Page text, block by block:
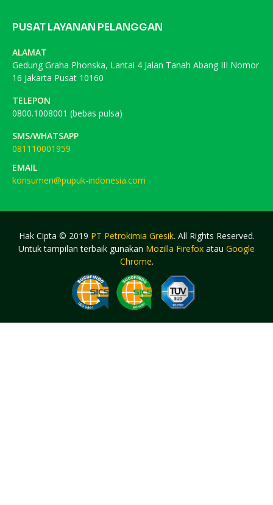
PUSAT LAYANAN PELANGGAN
ALAMAT
Gedung Graha Phonska, Lantai 4 Jalan Tanah Abang III Nomor
16 Jakarta Pusat 10160
TELEPON
0800.1008001 (bebas pulsa)
SMS/WHATSAPP
081110001959
EMAIL
konsumen@pupuk-indonesia.com
Hak Cipta © 2019 PT Petrokimia Gresik. All Rights Reserved.
Untuk tampilan terbaik gunakan Mozilla Firefox atau Google
Chrome.